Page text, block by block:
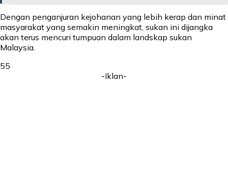
Dengan penganjuran kejohanan yang lebih kerap dan minat
masyarakat yang semakin meningkat, sukan ini dijangka
akan terus mencuri tumpuan dalam landskap sukan
Malaysia.
55
-Iklan-